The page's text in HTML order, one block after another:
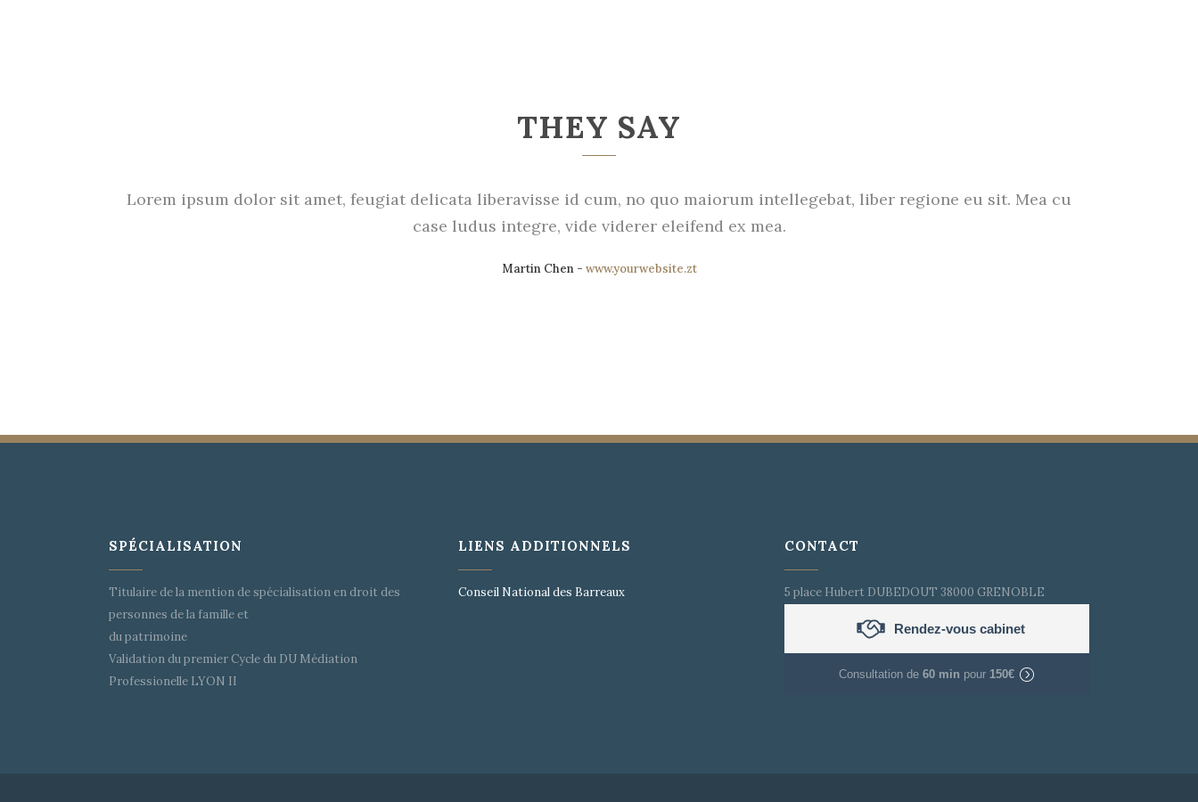
THEY SAY
Lorem ipsum dolor sit amet, feugiat delicata liberavisse id cum, no quo maiorum intellegebat, liber regione eu sit. Mea cu
case ludus integre, vide viderer eleifend ex mea.
Martin Chen- www.yourwebsite.zt
SPÉCIALISATION
Titulaire de la mention de spécialisation en droit des
personnes de la famille et
du patrimoine
Validation du premier Cycle du DU Médiation
Professionelle LYON II
LIENS ADDITIONNELS
Conseil National des Barreaux
CONTACT
5 place Hubert DUBEDOUT 38000 GRENOBLE
Rendez-vous cabinet
Consultation de 60 min pour 150€